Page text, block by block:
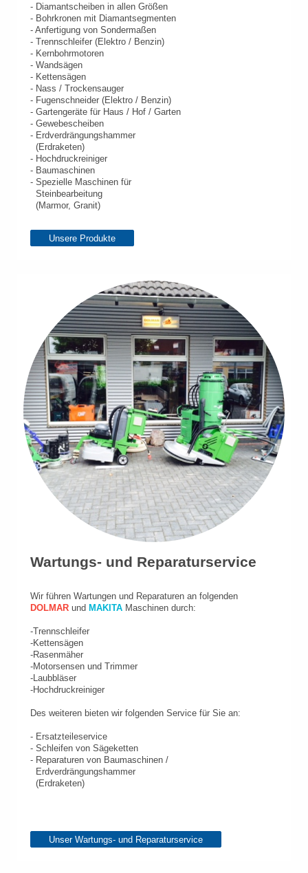
- Diamantscheiben in allen Größen
- Bohrkronen mit Diamantsegmenten
- Anfertigung von Sondermaßen
- Trennschleifer (Elektro / Benzin)
- Kernbohrmotoren
- Wandsägen
- Kettensägen
- Nass / Trockensauger
- Fugenschneider (Elektro / Benzin)
- Gartengeräte für Haus / Hof / Garten
- Gewebescheiben
- Erdverdrängungshammer
(Erdraketen)
- Hochdruckreiniger
- Baumaschinen
- Spezielle Maschinen für
Steinbearbeitung
(Marmor, Granit)
Unsere Produkte
Wartungs- und Reparaturservice
Wir führen Wartungen und Reparaturen an folgenden
DOLMAR und MAKITA Maschinen durch:
-Trennschleifer
-Kettensägen
-Rasenmäher
-Motorsensen und Trimmer
-Laubbläser
-Hochdruckreiniger
Des weiteren bieten wir folgenden Service für Sie an:
- Ersatzteileservice
- Schleifen von Sägeketten
- Reparaturen von Baumaschinen /
Erdverdrängungshammer
(Erdraketen)
Unser Wartungs- und Reparaturservice